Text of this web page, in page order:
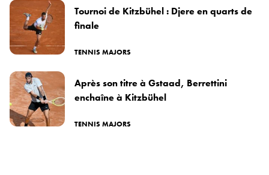
Tournoi de Kitzbühel : Djere en quarts de
finale
TENNIS MAJORS
Après son titre à Gstaad, Berrettini
enchaîne à Kitzbühel
TENNIS MAJORS